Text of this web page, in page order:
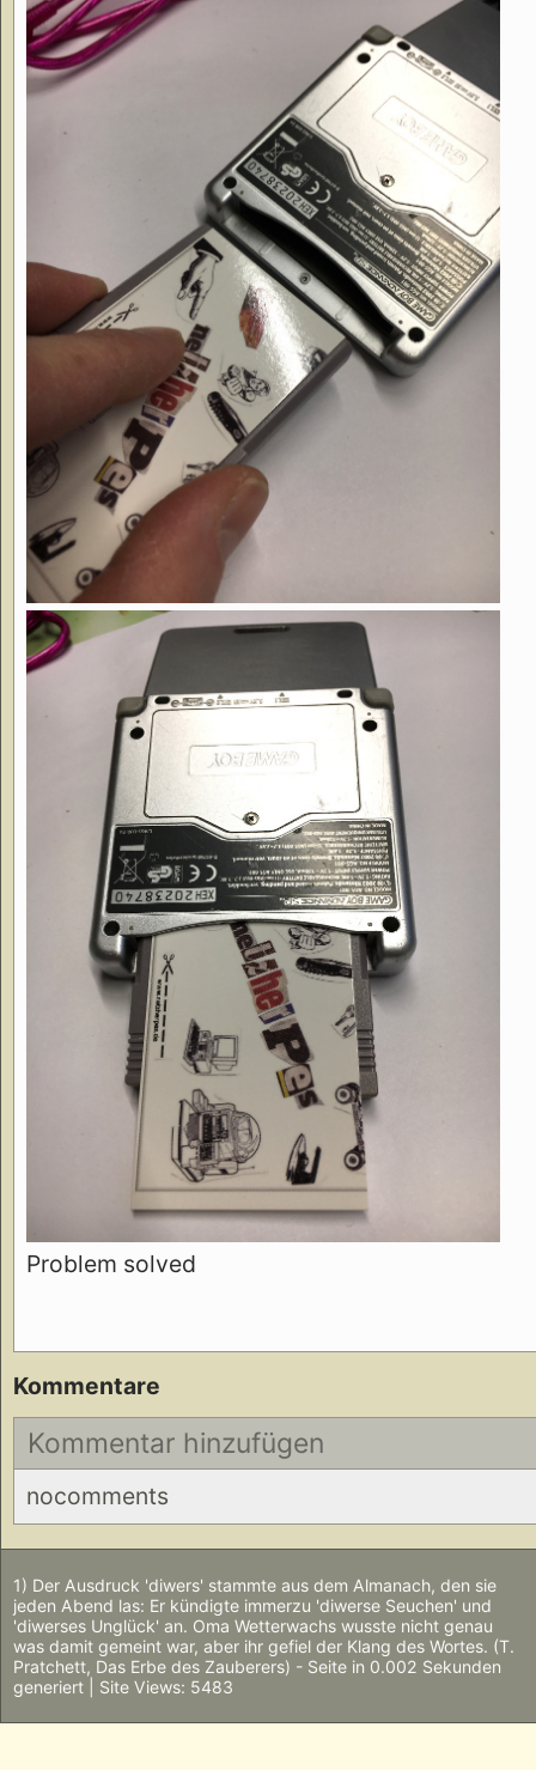
Problem solved
Kommentare
Kommentar hinzufügen
nocomments
1) Der Ausdruck 'diwers' stammte aus dem Almanach, den sie
jeden Abend las: Er kündigte immerzu 'diwerse Seuchen' und
'diwerses Unglück' an. Oma Wetterwachs wusste nicht genau
was damit gemeint war, aber ihr gefiel der Klang des Wortes. (T.
Pratchett, Das Erbe des Zauberers) - Seite in 0.002 Sekunden
generiert | Site Views: 5483